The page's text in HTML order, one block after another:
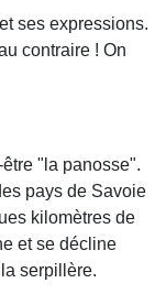
ses expressions.
contraire ! On
"la panosse".
pays de Savoie
kilomètres de
et se décline
serpillère.